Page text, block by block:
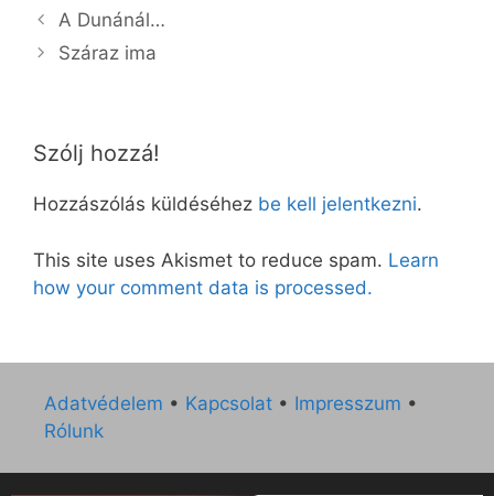
A Dunánál…
Száraz ima
Szólj hozzá!
Hozzászólás küldéséhez be kell jelentkezni.
This site uses Akismet to reduce spam. Learn
how your comment data is processed.
Adatvédelem • Kapcsolat • Impresszum •
Rólunk